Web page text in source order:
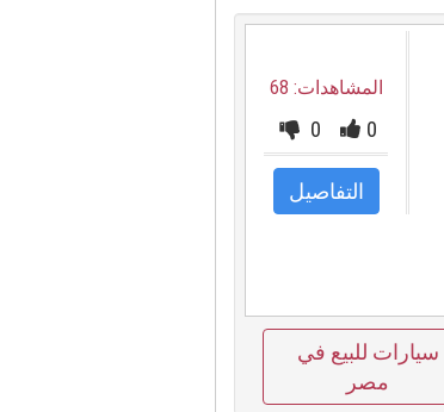
المشاهدات: 68
0
0
التفاصيل
سيارات للبيع في
مصر